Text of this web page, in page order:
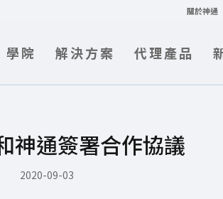
關於神通
院 解決方案 代理產品
神通簽署合作協議
2020-09-03